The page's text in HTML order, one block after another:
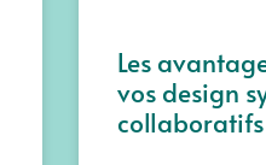
Les
vos design
collaboratifs